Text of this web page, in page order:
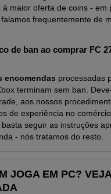
à maior oferta de coins - em
frequentemente de
de ban ao comprar FC
encomendas processadas
terminam sem ban.
aos nossos
de experiência no
seguir as instruções
- nós tratamos do resto.
JOGA EM PC?